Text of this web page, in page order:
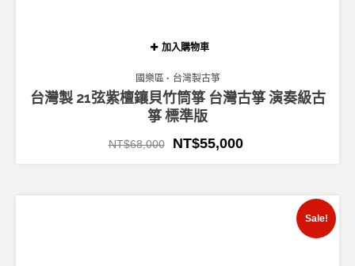
加入購物車
國樂區 台灣製古箏
台灣製 21弦紫檀鑲貝竹筒箏 台灣古箏 演奏級古
箏 標準版
NT$68,000 NT$55,000
Sale!